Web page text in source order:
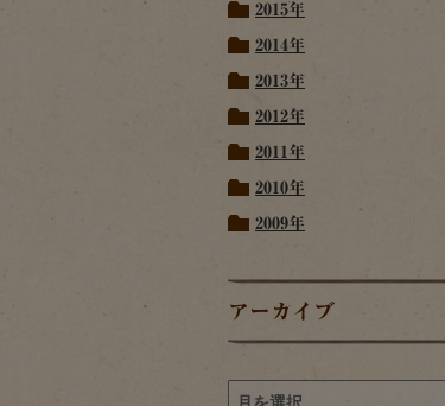
2015年
2014年
2013年
2012年
2011年
2010年
2009年
アーカイブ